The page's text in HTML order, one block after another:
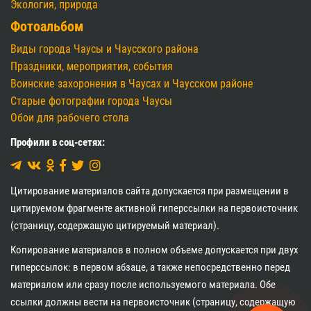
Экология, природа
Фотоальбом
Виды города Чаусы и Чаусского района
Праздники, мероприятия, события
Воинские захоронения в Чаусах и Чаусском районе
Старые фотографии города Чаусы
Обои для рабочего стола
Профили в соц-сетях:
Цитирование материалов сайта допускается при размещении в
цитируемом фрагменте активной гиперссылки на первоисточник
(страницу, содержащую цитируемый материал).
Копирование материалов в полном объеме допускается при двух
гиперссылок: в первом абзаце, а также непосредственно перед
материалом или сразу после используемого материала. Обе
ссылки должны вести на первоисточник (страницу, содержащую